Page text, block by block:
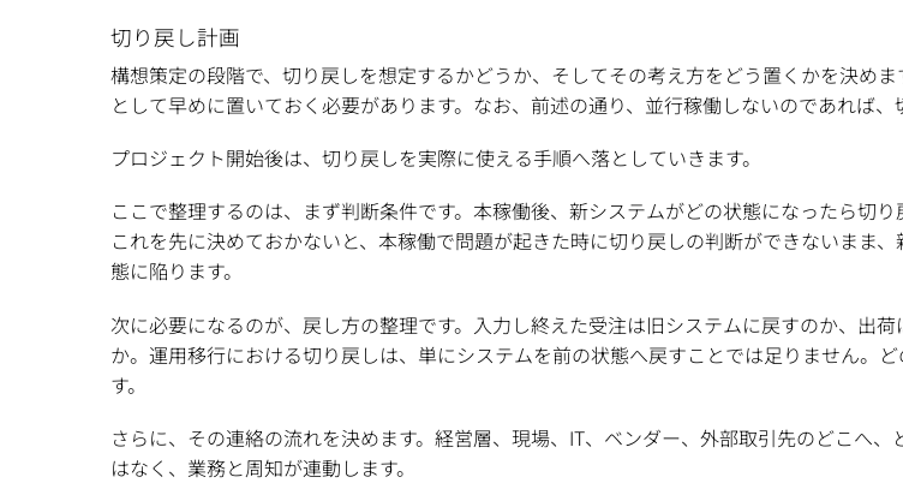
切り戻し計画
構想策定の段階で、切り戻しを想定するかどうか、そしてその考え方をどう置くかを決め
として早めに置いておく必要があります。なお、前述の通り、並行稼働しないのであれば、
プロジェクト開始後は、切り戻しを実際に使える手順へ落としていきます。
ここで整理するのは、まず判断条件です。本稼働後、新システムがどの状態になったら切
これを先に決めておかないと、本稼働で問題が起きた時に切り戻しの判断ができないまま
態に陥ります。
次に必要になるのが、戻し方の整理です。入力し終えた受注は旧システムに戻すのか、出
か。運用移行における切り戻しは、単にシステムを前の状態へ戻すことでは足りません。
す。
さらに、その連絡の流れを決めます。経営層、現場、IT、ベンダー、外部取引先のどこへ
はなく、業務と周知が連動します。